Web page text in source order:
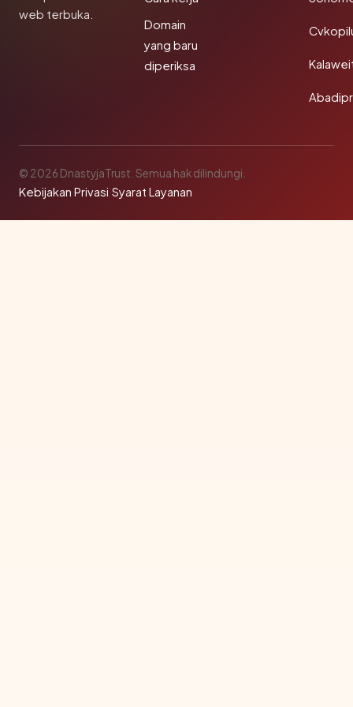
web terbuka.
Domain
yang baru
diperiksa
© 2026 DnastyjaTrust. Semua hak dilindungi.
Kebijakan Privasi·Syarat Layanan